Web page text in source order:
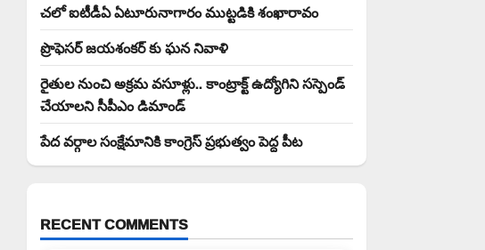
చలో ఐటీడీఏ ఏటూరునాగారం ముట్టడికి శంఖారావం
ప్రొఫెసర్ జయశంకర్ కు ఘన నివాళి
రైతుల నుంచి అక్రమ వసూళ్లు.. కాంట్రాక్ట్ ఉద్యోగిని సస్పెండ్
చేయాలని సీపీఎం డిమాండ్
పేద వర్గాల సంక్షేమానికి కాంగ్రెస్ ప్రభుత్వం పెద్ద పీట
RECENT COMMENTS